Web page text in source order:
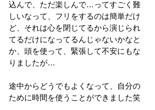
込んで、ただ楽しんで…ってすごく難
しいなって、フリをするのは簡単だけ
ど、それは心を閉じてるから演じられ
てるだけになってるんじゃないかなと
か、頭を使って、緊張して不安にもな
りましたが…
途中からどうでもよくなって、自分の
ために時間を使うことができました笑